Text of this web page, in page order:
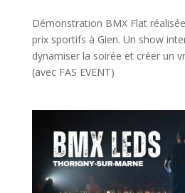
Démonstration BMX Flat
prix sportifs à Gien. Un show
dynamiser la soirée et créer un
(avec FAS EVENT)